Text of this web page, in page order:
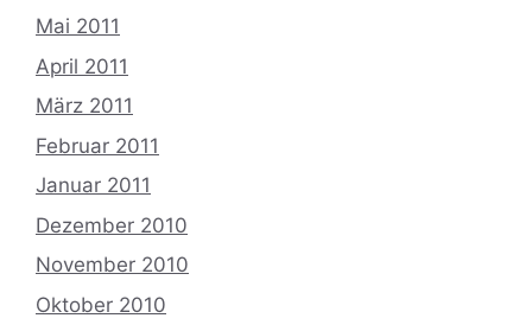
Mai 2011
April 2011
März 2011
Februar 2011
Januar 2011
Dezember 2010
November 2010
Oktober 2010